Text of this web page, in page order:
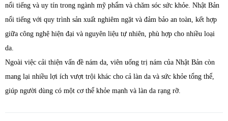
nổi tiếng và uy tín trong ngành mỹ phẩm và chăm sóc sức khỏe. Nhật Bản
nổi tiếng với quy trình sản xuất nghiêm ngặt và đảm bảo an toàn, kết hợp
giữa công nghệ hiện đại và nguyên liệu tự nhiên, phù hợp cho nhiều loại
da.
Ngoài việc cải thiện vấn đề nám da, viên uống trị nám của Nhật Bản còn
mang lại nhiều lợi ích vượt trội khác cho cả làn da và sức khỏe tổng thể,
giúp người dùng có một cơ thể khỏe mạnh và làn da rạng rỡ.